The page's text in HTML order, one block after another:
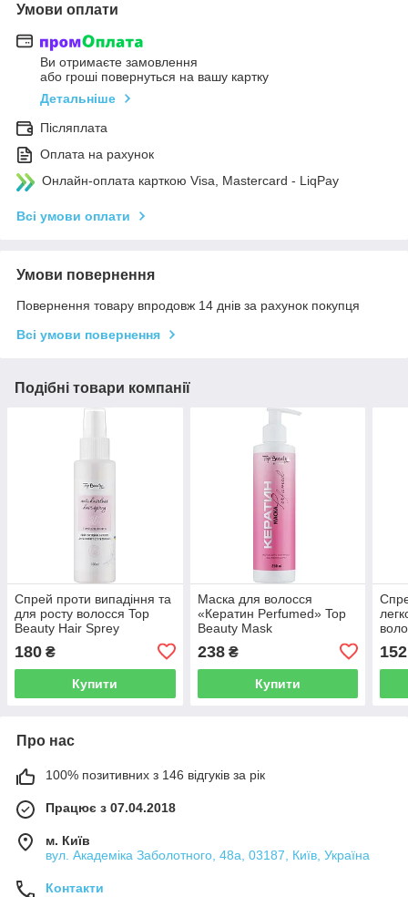
Умови оплати
Ви отримаєте замовлення
або гроші повернуться на вашу картку
Детальніше
Післяплата
Оплата на рахунок
Онлайн-оплата карткою Visa, Mastercard - LiqPay
Всі умови оплати
Умови повернення
Повернення товару впродовж 14 днів за рахунок покупця
Всі умови повернення
Подібні товари компанії
Спрей проти випадіння та
для росту волосся Top
Beauty Hair Sprey
180 ₴
Купити
Маска для волосся
«Кератин Perfumed» Top
Beauty Mask
238₴
Купити
152
Про нас
100% позитивних з 146 відгуків за рік
Працює з 07.04.2018
м. Київ
вул. Академіка Заболотного, 48а, 03187, Київ, Україна
Контакти